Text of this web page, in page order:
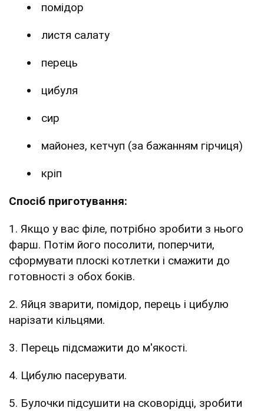
помідор
листя салату
перець
цибуля
сир
майонез, кетчуп (за бажанням гірчиця)
кріп
Спосіб приготування:
1. Якщо у вас філе, потрібно зробити з нього
фарш. Потім його посолити, поперчити,
сформувати плоскі котлетки і смажити до
готовності з обох боків.
2. Яйця зварити, помідор, перець і цибулю
нарізати кільцями.
3. Перець підсмажити до м'якості.
4. Цибулю пасерувати.
5. Булочки підсушити на сковорідці, зробити